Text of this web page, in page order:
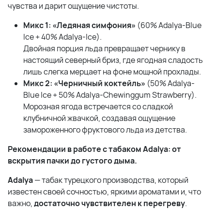
чувства и дарит ощущение чистоты.
Микс 1: «Ледяная симфония» (60% Adalya-Blue
Ice + 40% Adalya-Ice).
Двойная порция льда превращает чернику в
настоящий северный бриз, где ягодная сладость
лишь слегка мерцает на фоне мощной прохлады.
Микс 2: «Черничный коктейль» (50% Adalya-
Blue Ice + 50% Adalya-Chewinggum Strawberry).
Морозная ягода встречается со сладкой
клубничной жвачкой, создавая ощущение
замороженного фруктового льда из детства.
Рекомендации в работе с табаком Adalya: от
вскрытия пачки до густого дыма.
Adalya— табак турецкого производства, который
известен своей сочностью, яркими ароматами и, что
важно,достаточно чувствителен к перегреву.